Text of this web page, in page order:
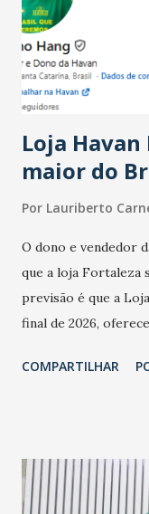
registraram
estabelecimentos no
do observado no
novembro. Em
Loja
maior do
Por Lauriberto
O dono e vendedor
que a loja Fortaleza
previsão é que a
final de 2026,
Havan Fortaleza
COMPARTILHAR